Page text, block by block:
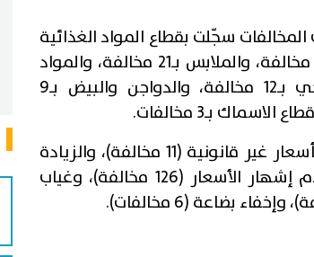
سجّلت بقطاع المواد الغذائية
بـ80 مخالفة، يليه قطاع الخضر والغلال بـ54 مخالفة، والملابس بـ21 مخالفة، والمواد
الفلاحية بـ17 مخالفة، والمطاعم والمقاهي بـ12 مخالفة، والدواجن والبيض بـ9
وتعلقت هذه المخالفات، بالخصوص، بالبيع بأسعار غير قانونية (11 مخالفة)، والزيادة
غير قانونية في الأسعار (21 مخالفة)، وعدم إشهار الأسعار (126 مخالفة)، وغياب